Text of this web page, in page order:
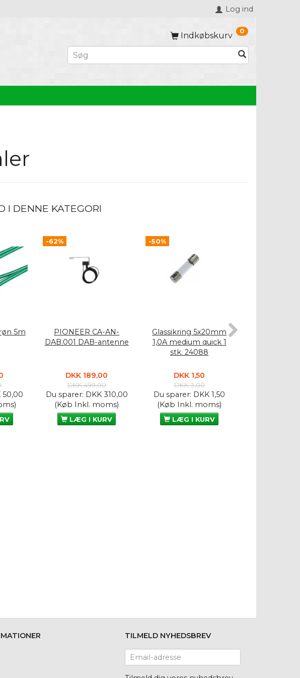
Log ind
Indkøbskurv 0
I DENNE KATEGORI
5m
50,00
-62%
PIONEER CA-AN-
DAB.001 DAB-antenne
DKK 189,00
DKK 499,00
Du sparer: DKK 310,00
(Køb Inkl. moms)
LÆG I KURV
-50%
Glassikring 5x20mm
1,0A medium quick 1
stk. 24088
DKK 1,50
DKK 3,00
Du sparer: DKK 1,50
(Køb Inkl. moms)
LÆG I KURV
TILMELD NYHEDSBREV
Email-
adresse